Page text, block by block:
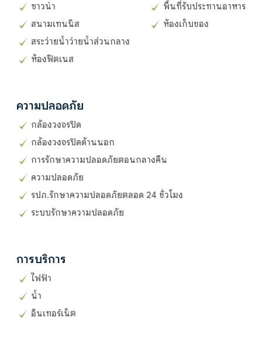
ซาวน่า
สนามเทนนิส
สระว่ายน้ำว่ายน้ำส่วนกลาง
ห้องฟิตเนส
พื้นที่รับประทานอาหาร
ห้องเก็บของ
ความปลอดภัย
กล้องวงจรปิด
กล้องวงจรปิดด้านนอก
การรักษาความปลอดภัยตอนกลางคืน
ความปลอดภัย
รปภ.รักษาความปลอดภัยตลอด 24 ชั่วโมง
ระบบรักษาความปลอดภัย
การบริการ
ไฟฟ้า
น้ำ
อินเทอร์เน็ต